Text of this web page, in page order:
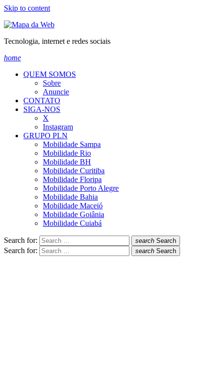
Skip to content
Tecnologia, internet e redes sociais
home
QUEM SOMOS
Sobre
Anuncie
CONTATO
SIGA-NOS
X
Instagram
GRUPO PLN
Mobilidade Sampa
Mobilidade Rio
Mobilidade BH
Mobilidade Curitiba
Mobilidade Floripa
Mobilidade Porto Alegre
Mobilidade Bahia
Mobilidade Maceió
Mobilidade Goiânia
Mobilidade Cuiabá
Search for: search Search
Search for: search Search